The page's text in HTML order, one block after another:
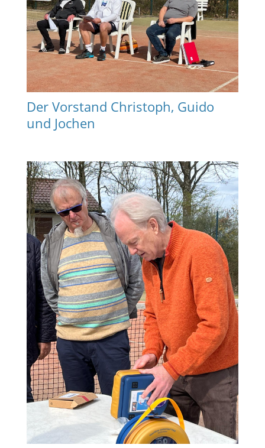
Der Vorstand Christoph, Guido
und Jochen